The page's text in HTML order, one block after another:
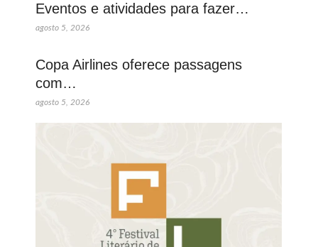
Eventos e atividades para fazer…
agosto 5, 2026
Copa Airlines oferece passagens
com…
agosto 5, 2026